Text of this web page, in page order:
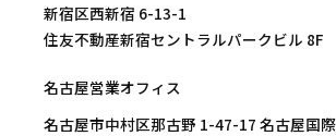
新宿区西新宿 6-13-1
住友不動産新宿セントラルパークビル 8F
名古屋営業オフィス
名古屋市中村区那古野 1-47-17 名古屋国